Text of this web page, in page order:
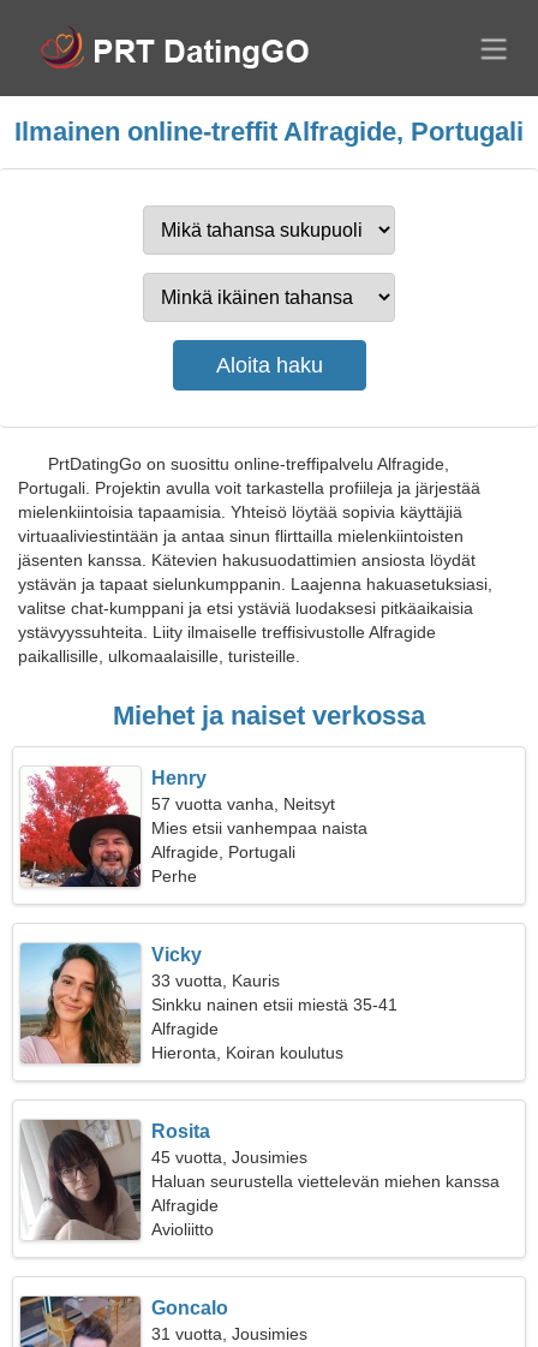
Ilmainen online-treffit Alfragide, Portugali
PrtDatingGo on suosittu online-treffipalvelu Alfragide,
Portugali. Projektin avulla voit tarkastella profiileja ja järjestää
mielenkiintoisia tapaamisia. Yhteisö löytää sopivia käyttäjiä
virtuaaliviestintään ja antaa sinun flirttailla mielenkiintoisten
jäsenten kanssa. Kätevien hakusuodattimien ansiosta löydät
ystävän ja tapaat sielunkumppanin. Laajenna hakuasetuksiasi,
valitse chat-kumppani ja etsi ystäviä luodaksesi pitkäaikaisia
ystävyyssuhteita. Liity ilmaiselle treffisivustolle Alfragide
paikallisille, ulkomaalaisille, turisteille.
Miehet ja naiset verkossa
Henry
57 vuotta vanha, Neitsyt
Mies etsii vanhempaa naista
Alfragide, Portugali
Perhe
Vicky
33 vuotta, Kauris
Sinkku nainen etsii miestä 35-41
Alfragide
Hieronta, Koiran koulutus
Rosita
45 vuotta, Jousimies
Haluan seurustella viettelevän miehen kanssa
Alfragide
Avioliitto
Goncalo
31 vuotta, Jousimies